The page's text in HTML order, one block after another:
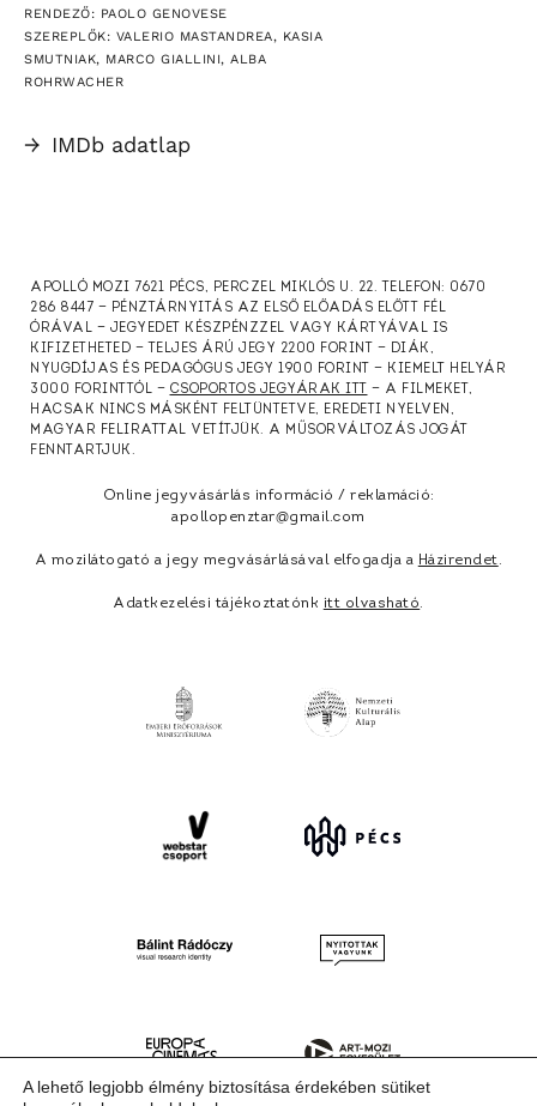
RENDEZŐ: PAOLO GENOVESE
SZEREPLŐK: VALERIO MASTANDREA, KASIA
SMUTNIAK, MARCO GIALLINI, ALBA
ROHRWACHER
→ IMDb adatlap
APOLLÓ MOZI 7621 PÉCS, PERCZEL MIKLÓS U. 22. TELEFON: 0670
286 8447 — PÉNZTÁRNYITÁS AZ ELSŐ ELŐADÁS ELŐTT FÉL
ÓRÁVAL — JEGYEDET KÉSZPÉNZZEL VAGY KÁRTYÁVAL IS
KIFIZETHETED — TELJES ÁRÚ JEGY 2200 FORINT — DIÁK,
NYUGDÍJAS ÉS PEDAGÓGUS JEGY 1900 FORINT — KIEMELT HELYÁR
3000 FORINTTÓL — CSOPORTOS JEGYÁRAK ITT
— A FILMEKET,
HACSAK NINCS MÁSKÉNT FELTÜNTETVE, EREDETI NYELVEN,
MAGYAR FELIRATTAL VETÍTJÜK. A MŰSORVÁLTOZÁS JOGÁT
FENNTARTJUK.
Online jegyvásárlás információ / reklamáció:
apollopenztar@gmail.com
A mozilátogató a jegy megvásárlásával elfogadja a Házirendet.
Adatkezelési tájékoztatónk itt olvasható.
A lehető legjobb élmény biztosítása érdekében sütiket